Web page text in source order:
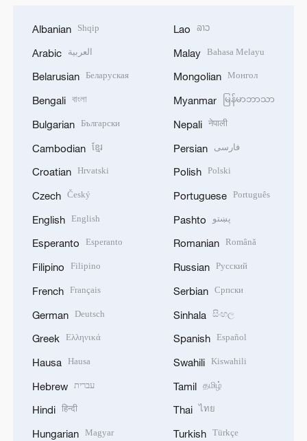
Albanian Shqip
Arabic العربية
Belarusian Беларуская
Bengali বাংলা
Bulgarian Български
Cambodian ខ្មែរ
Croatian Hrvatski
Czech Český
English English
Esperanto Esperanto
Filipino Filipino
French Français
German Deutsch
Greek Ελληνικά
Hausa Hausa
Hebrew עברית
Hindi हिन्दी
Hungarian Magyar
Lao ລາວ
Malay Bahasa Melayu
Mongolian Монгол
Myanmar မြန်မာဘာသာ
Nepali नेपाली
Persian فارسی
Polish Polski
Portuguese Português
Pashto پښتو
Romanian Română
Russian Русский
Serbian Српски
Sinhala සිංහල
Spanish Español
Swahili Kiswahili
Tamil தமிழ்
Thai ไทย
Turkish Türkçe